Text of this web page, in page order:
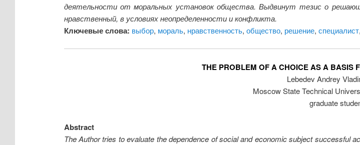
деятельности от моральных установок общества. Выдвинут тезис о
нравственный, в условиях неопределенности и конфликта.
Ключевые слова: выбор, мораль, нравственность, общество, решение, специалист,
THE PROBLEM OF A CHOICE AS A BASIS
Lebedev Andrey
Moscow State Technical
graduate
Abstract
The Author tries to evaluate the dependence of social and economic subject successful